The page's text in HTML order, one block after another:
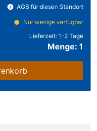
AGB für diesen Standort
Nur wenige verfügbar
Lieferzeit: 1-2 Tage
Menge: 1